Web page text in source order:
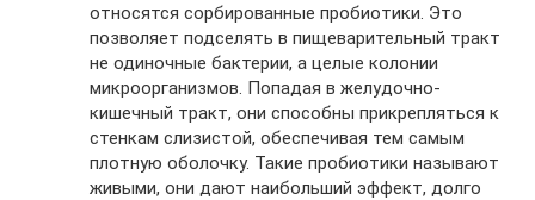
относятся сорбированные пробиотики. Это
позволяет подселять в пищеварительный тракт
не одиночные бактерии, а целые колонии
микроорганизмов. Попадая в желудочно-
кишечный тракт, они способны прикрепляться к
стенкам слизистой, обеспечивая тем самым
плотную оболочку. Такие пробиотики называют
живыми, они дают наибольший эффект, долго